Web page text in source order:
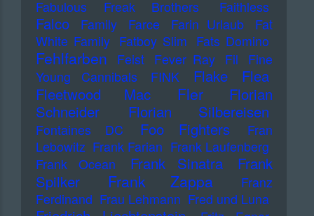
Fabulous Freak Brothers
Faithless
Falco Family Farce Farin Urlaub
Fat
White Family Fatboy Slim Fats Domino
Fehlfarben Feist Fever Ray Fil
Fine
Young Cannibals
FINK Flake
Flea
Fleetwood Mac
Fler
Florian
Schneider
Florian Silbereisen
Fontaines DC Foo Fighters
Fran
Lebowitz Frank Farian Frank Laufenberg
Frank Ocean
Frank Sinatra
Frank
Spilker
Frank Zappa
Franz
Ferdinand Frau Lehmann Fred und Luna